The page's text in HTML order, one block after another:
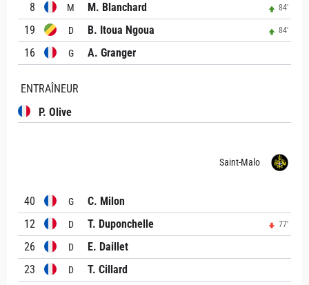
8 M M. Blanchard 84'
19 D B. Itoua Ngoua 84'
16 G A. Granger
ENTRAÎNEUR
P. Olive
Saint-Malo
40 G
C. Milon
12
D T. Duponchelle 77'
26 D
E. Daillet
23
D
T. Cillard